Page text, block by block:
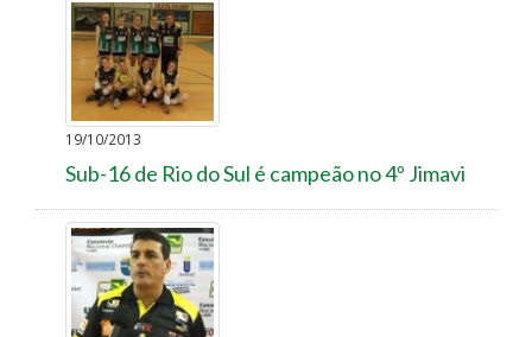
19/10/2013
Sub-16 de Rio do Sul é campeão no 4º Jimavi